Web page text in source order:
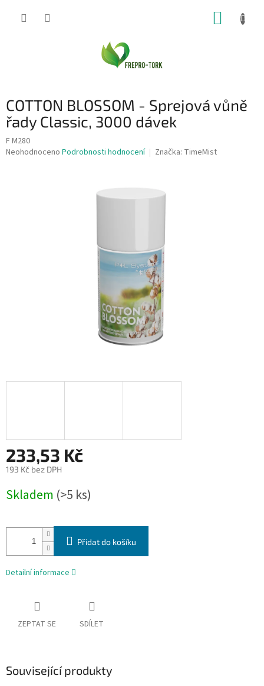
COTTON BLOSSOM - Sprejová vůně
řady Classic, 3000 dávek
F M280
Průměrné
Neohodnoceno Podrobnosti hodnocení Značka: TimeMist
233,53 Kč
193 Kč bez DPH
cena:
Skladem (>5 ks)
Přidat do košíku
Detailní informace
ZEPTAT SE SDÍLET
Související produkty